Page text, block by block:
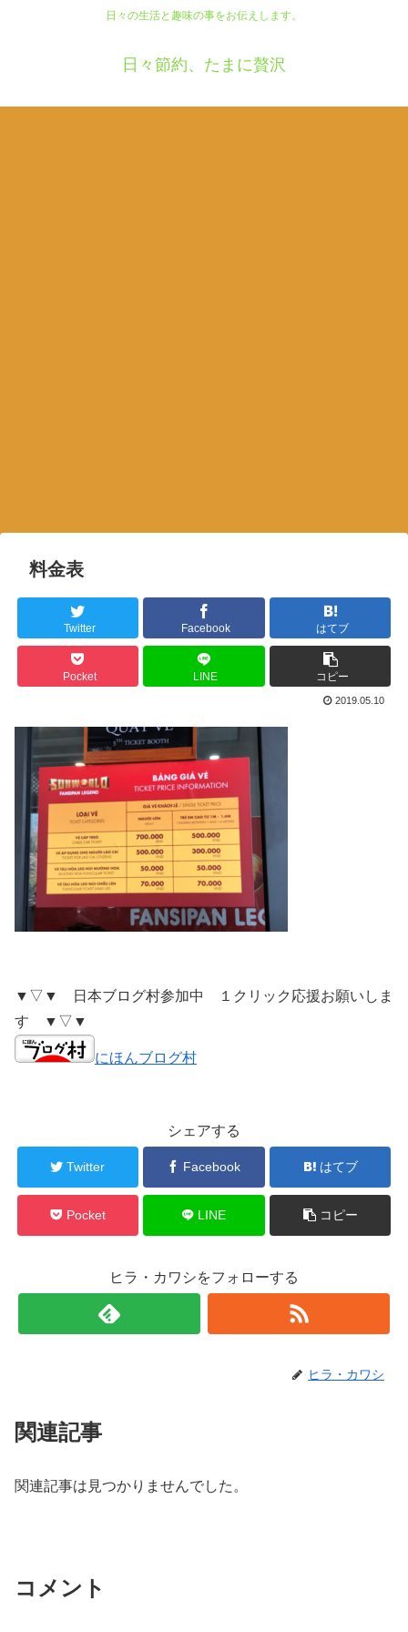
日々の生活と趣味の事をお伝えします。
日々節約、たまに贅沢
料金表
Twitter Facebook はてブ
Pocket LINE コピー
2019.05.10
▼▽▼ 日本ブログ村参加中 １クリック応援お願いしま
す ▼▽▼
にほんブログ村
シェアする
Twitter Facebook はてブ
Pocket LINE コピー
ヒラ・カワシをフォローする
ヒラ・カワシ
関連記事
関連記事は見つかりませんでした。
コメント